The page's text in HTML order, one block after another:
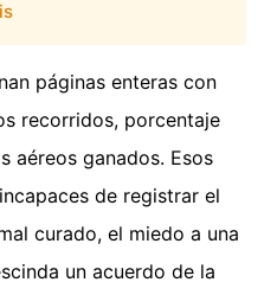
páginas enteras con
recorridos, porcentaje
aéreos ganados. Esos
de registrar el
curado, el miedo a una
un acuerdo de la